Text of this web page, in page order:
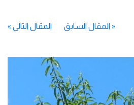
«المقال السابق المقال التالي »